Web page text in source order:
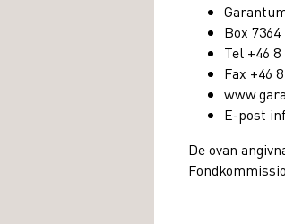
Box
Tel +46 8
Fax +46
E-post
De ovan